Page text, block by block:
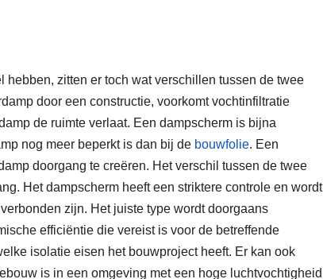
zitten er toch wat verschillen tussen de twee
door een constructie, voorkomt vochtinfiltratie
de ruimte verlaat. Een dampscherm is bijna
nog meer beperkt is dan bij de bouwfolie. Een
doorgang te creëren. Het verschil tussen de twee
Het dampscherm heeft een striktere controle en wordt
zijn. Het juiste type wordt doorgaans
efficiëntie die vereist is voor de betreffende
isolatie eisen het bouwproject heeft. Er kan ook
is in een omgeving met een hoge luchtvochtigheid